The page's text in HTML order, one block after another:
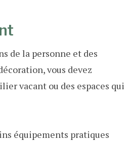
de la personne et des
vous devez
vacant ou des espaces qui
équipements pratiques